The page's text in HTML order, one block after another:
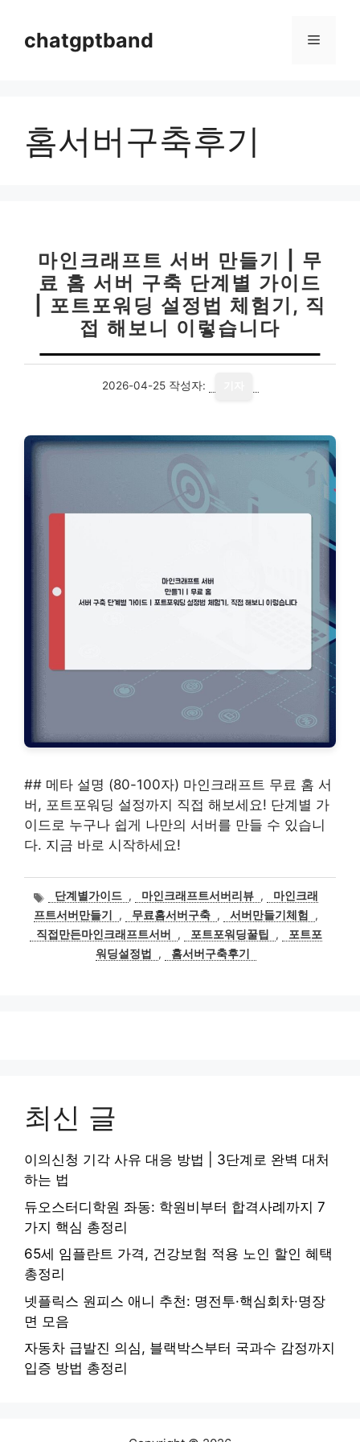
chatgptband 메
홈서버구축후기
마인크래프트 서버 만들기 | 무
료 홈 서버 구축 단계별 가이드
| 포트포워딩 설정법 체험기, 직
접 해보니 이렇습니다
2026-04-25 작성자:
## 메타 설명 (80-100자) 마인크래프트 무료 홈 서
버, 포트포워딩 설정까지 직접 해보세요! 단계별 가
이드로 누구나 쉽게 나만의 서버를 만들 수 있습니
다. 지금 바로 시작하세요!
태
그
단계별가이드 , 마인크래프트서버리뷰 ,
마인크래
프트서버만들기
, 무료홈서버구축 , 서버만들기체험
,
직접만든마인크래프트서버
, 포트포워딩꿀팁 ,
포트포
워딩설정법
, 홈서버구축후기
최신 글
이의신청 기각 사유 대응 방법 | 3단계로 완벽 대처
하는 법
듀오스터디학원 좌동: 학원비부터 합격사례까지 7
가지 핵심 총정리
65세 임플란트 가격, 건강보험 적용 노인 할인 혜택
총정리
넷플릭스 원피스 애니 추천: 명전투·핵심회차·명장
면 모음
자동차 급발진 의심, 블랙박스부터 국과수 감정까지
입증 방법 총정리